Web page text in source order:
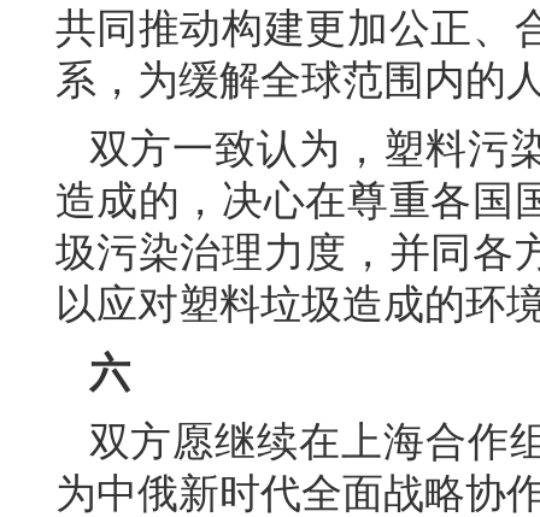
共同推动构建更加公正、
系，为缓解全球范围内的
双方一致认为，塑料污
造成的，决心在尊重各国
圾污染治理力度，并同各
以应对塑料垃圾造成的环
六
双方愿继续在上海合作
为中俄新时代全面战略协